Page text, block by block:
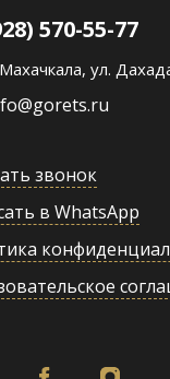
570-55-77
ул.
звонок
в WhatsApp